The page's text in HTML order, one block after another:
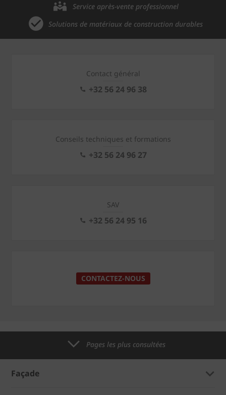
Service après-vente professionnel
Solutions de matériaux de construction durables
Contact général
+32 56 24 96 38
Conseils techniques et formations
+32 56 24 96 27
SAV
+32 56 24 95 16
CONTACTEZ-NOUS
Pages les plus consultées
Façade